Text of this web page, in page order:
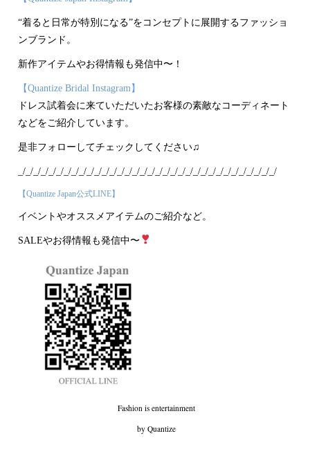
“着ると日常が特別になる”をコンセプトに展開するファッショ
ンブランド。
新作アイテムやお得情報も発信中〜！
【Quantize Bridal Instagram】
ドレス試着会に来ていただいたお客様の素敵なコーディネート
などをご紹介しています。
是非フォローしてチェックしてください♫
_/_/_/_/_/_/_/_/_/_/_/_/_/_/_/_/_/_/_/_/_/_/_/_/_/_/_/_/_/_/_/_/_/_/
【Quantize Japan公式LINE】
イベントやオススメアイテムのご紹介など。
SALEやお得情報も発信中〜
Fashion is entertainment
by Quantize